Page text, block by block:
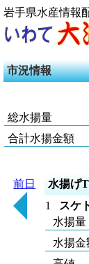
岩手県水産情報
市況情報
総水揚量
合計水揚金額
前日
水揚げ
1
スケ
水揚量
水揚金